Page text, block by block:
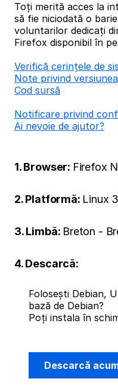
Toți merită acces la
să fie niciodată o
voluntarilor dedicați
Firefox disponibil în
Verifică cerințele de
Note privind versiunea
Cod sursă
Notificare privind
Ai nevoie de ajutor?
1. Browser: Firefox
2. Platformă: Linux
3. Limbă: Breton -
4. Descarcă:
Folosești Debian,
bază de Debian?
Poți instala în
Descarcă